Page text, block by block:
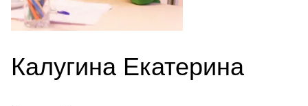
Калугина Екатерина